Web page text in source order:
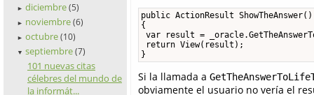
► diciembre (5)
► noviembre (6)
► octubre (10)
▼ septiembre (7)
101 nuevas citas
célebres del mundo de
la informát...
public ActionResult ShowTheAnswer()
{
var result =
return View(result);
}
Si la llamada a
obviamente el usuario no vería el